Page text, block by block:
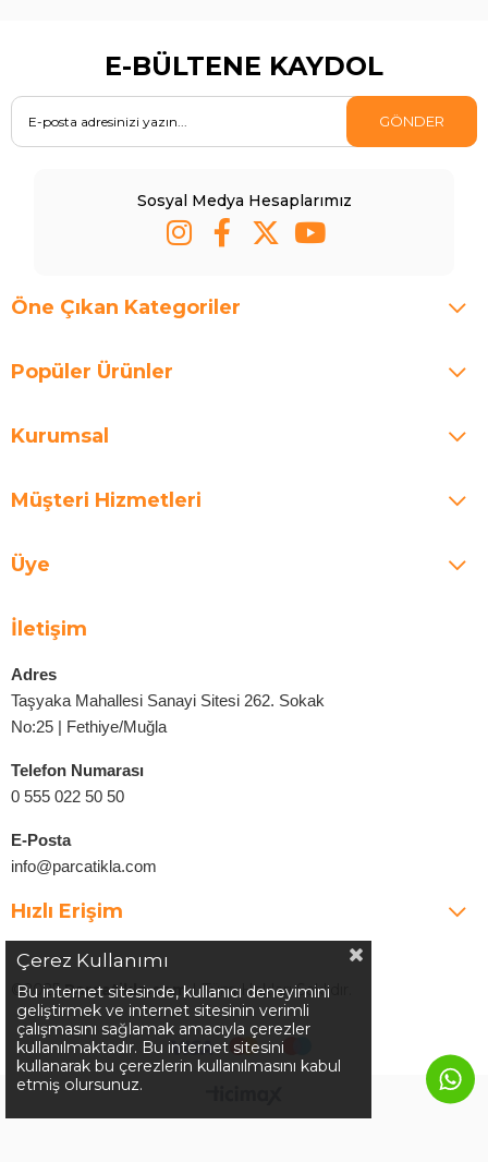
E-BÜLTENE KAYDOL
GÖNDER
Sosyal Medya Hesaplarımız
Öne Çıkan Kategoriler
Popüler Ürünler
Kurumsal
Müşteri Hizmetleri
Üye
İletişim
Adres
Taşyaka Mahallesi Sanayi Sitesi 262. Sokak
No:25 | Fethiye/Muğla
Telefon Numarası
0 555 022 50 50
E-Posta
info@parcatikla.com
Hızlı Erişim
©2025Parcatikla.com| Tüm Hakları Saklıdır.
Çerez Kullanımı
Bu internet sitesinde, kullanıcı deneyimini
geliştirmek ve internet sitesinin verimli
çalışmasını sağlamak amacıyla çerezler
kullanılmaktadır. Bu internet sitesini
kullanarak bu çerezlerin kullanılmasını kabul
etmiş olursunuz.